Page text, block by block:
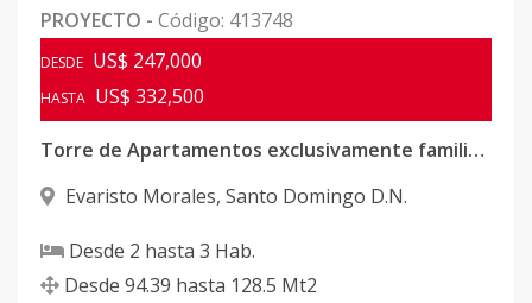
PROYECTO - Código: 413748
DESDE US$ 247,000
HASTA US$ 332,500
Torre de Apartamentos exclusivamente familiar en Evaristo Morales
Evaristo Morales, Santo Domingo D.N.
Desde 2 hasta 3 Hab.
Desde 94.39 hasta 128.5 Mt2